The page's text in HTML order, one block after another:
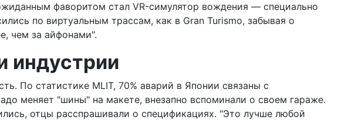
фаворитом стал VR-симулятор вождения — специально
по виртуальным трассам, как в Gran Turismo, забывая о
чем за айфонами".
индустрии
По статистике MLIT, 70% аварий в Японии связаны с
меняет "шины" на макете, внезапно вспоминали о своем гараже.
отцы расспрашивали о спецификациях. "Это лучше любой